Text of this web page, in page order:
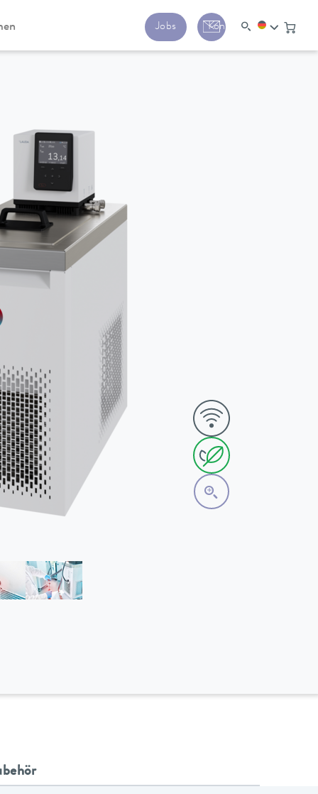
Jobs Kontakt